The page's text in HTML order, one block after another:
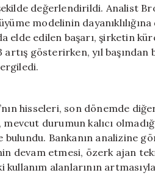
değerlendirildi. Analist
modelinin dayanıklılığına
elde edilen başarı, şirketin
gösterirken, yıl başından
hisseleri, son dönemde
durumun kalıcı
Bankanın analizine
devam etmesi, özerk ajan
kullanım alanlarının